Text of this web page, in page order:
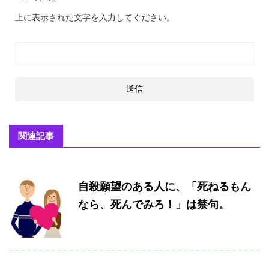
上に表示された文字を入力してください。
関連記事
自殺願望のある人に、「死ねるもん
なら、死んでみろ！」は禁句。